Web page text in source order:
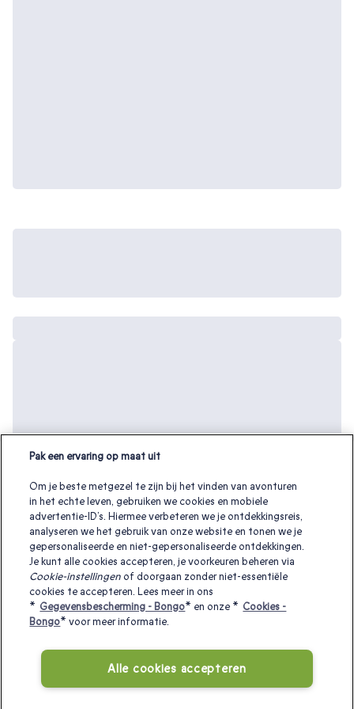
Andere interessante cadeaubonnen:
Weekendje weg overnachten|Valentijnscadeaus|
Verjaardagscadeau ideeën|Cadeau voor een Koppel
Pak een ervaring op maat uit
Om je beste metgezel te zijn bij het vinden van avonturen
in het echte leven, gebruiken we cookies en mobiele
advertentie-ID’s. Hiermee verbeteren we je ontdekkingsreis,
analyseren we het gebruik van onze website en tonen we je
gepersonaliseerde en niet-gepersonaliseerde ontdekkingen.
Je kunt alle cookies accepteren, je voorkeuren beheren via
Cookie-instellingen of doorgaan zonder niet-essentiële
cookies te accepteren. Lees meer in ons
* Gegevensbescherming - Bongo* en onze * Cookies -
Bongo* voor meer informatie.
Alle cookies accepteren